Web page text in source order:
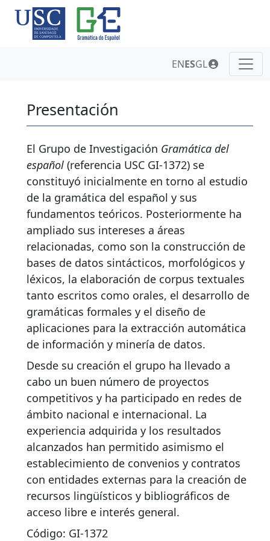
ENESGL
Presentación
El Grupo de Investigación Gramática del
español (referencia USC GI-1372) se
constituyó inicialmente en torno al estudio
de la gramática del español y sus
fundamentos teóricos. Posteriormente ha
ampliado sus intereses a áreas
relacionadas, como son la construcción de
bases de datos sintácticos, morfológicos y
léxicos, la elaboración de corpus textuales
tanto escritos como orales, el desarrollo de
gramáticas formales y el diseño de
aplicaciones para la extracción automática
de información y minería de datos.
Desde su creación el grupo ha llevado a
cabo un buen número de proyectos
competitivos y ha participado en redes de
ámbito nacional e internacional. La
experiencia adquirida y los resultados
alcanzados han permitido asimismo el
establecimiento de convenios y contratos
con entidades externas para la creación de
recursos lingüísticos y bibliográficos de
acceso libre e interés general.
Código: GI-1372